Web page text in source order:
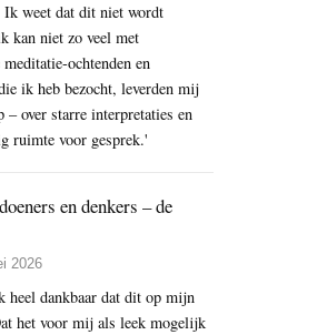
weet dat dit niet wordt
kan niet zo veel met
ochtenden en
ik heb bezocht, leverden mij
over starre interpretaties en
ruimte voor gesprek.'
en denkers – de
2026
heel dankbaar dat dit op mijn
het voor mij als leek mogelijk